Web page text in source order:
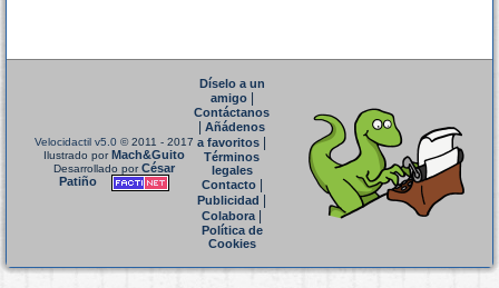
Velocidactil v5.0 © 2011 - 2017
Ilustrado porMach&Guito
Desarrollado porCésar
Patiño
Díselo a un
amigo|
Contáctanos
Añádenos
a favoritos
Términos
legales
Contacto|
Publicidad
Colabora|
Política de
Cookies